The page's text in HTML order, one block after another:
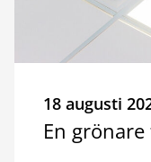
18 augusti
En